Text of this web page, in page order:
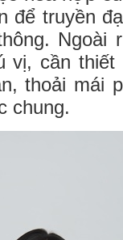
để truyền
Ngoài
cần thiết
thoải mái
chung.